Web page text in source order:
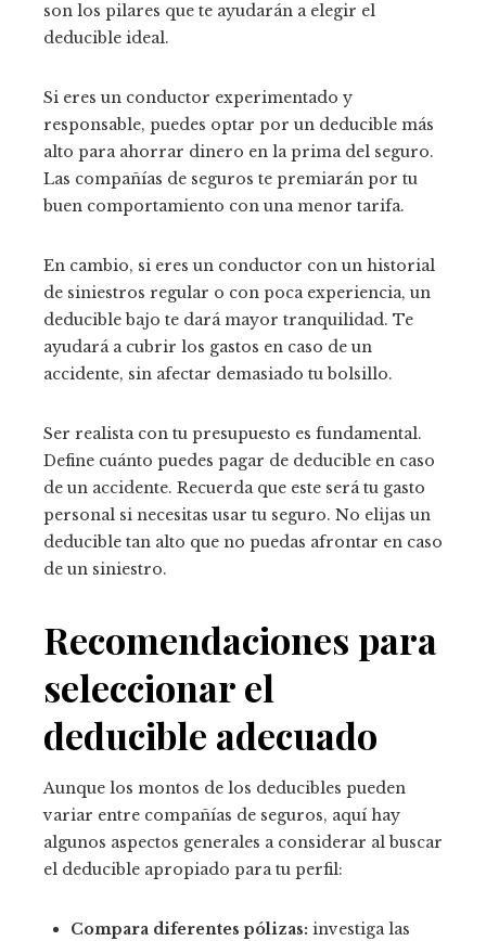
son los pilares que te ayudarán a elegir el
deducible ideal.
Si eres un conductor experimentado y
responsable, puedes optar por un deducible más
alto para ahorrar dinero en la prima del seguro.
Las compañías de seguros te premiarán por tu
buen comportamiento con una menor tarifa.
En cambio, si eres un conductor con un historial
de siniestros regular o con poca experiencia, un
deducible bajo te dará mayor tranquilidad. Te
ayudará a cubrir los gastos en caso de un
accidente, sin afectar demasiado tu bolsillo.
Ser realista con tu presupuesto es fundamental.
Define cuánto puedes pagar de deducible en caso
de un accidente. Recuerda que este será tu gasto
personal si necesitas usar tu seguro. No elijas un
deducible tan alto que no puedas afrontar en caso
de un siniestro.
Recomendaciones para
seleccionar el
deducible adecuado
Aunque los montos de los deducibles pueden
variar entre compañías de seguros, aquí hay
algunos aspectos generales a considerar al buscar
el deducible apropiado para tu perfil:
Compara diferentes pólizas: investiga las